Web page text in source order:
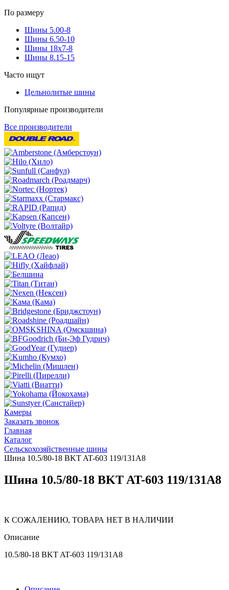
По размеру
Шины 5.00-8
Шины 6.50-10
Шины 18x7-8
Шины 8.15-15
Часто ищут
Цельнолитые шины
Популярные производители
Все производители
Камеры
Заказать звонок
Главная
Каталог
Сельскохозяйственные шины
Шина 10.5/80-18 BKT AT-603 119/131A8
Шина 10.5/80-18 BKT AT-603 119/131A8
К СОЖАЛЕНИЮ, ТОВАРА НЕТ В НАЛИЧИИ
Описание
10.5/80-18 BKT AT-603 119/131A8